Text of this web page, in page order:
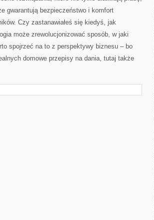
gwarantują bezpieczeństwo i komfort
Czy zastanawiałeś się kiedyś, jak
może zrewolucjonizować sposób, w jaki
spojrzeć na to z perspektywy biznesu – bo
domowe przepisy na dania, tutaj także